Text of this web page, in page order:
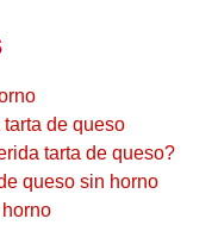
de queso
tarta de queso?
queso sin horno